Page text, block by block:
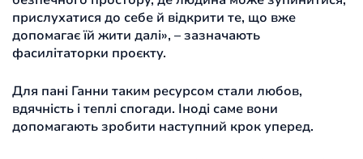
прислухатися до себе й відкрити те, що вже
допомагає їй жити далі», – зазначають
фасилітаторки проєкту.
Для пані Ганни таким ресурсом стали любов,
вдячність і теплі спогади. Іноді саме вони
допомагають зробити наступний крок уперед.